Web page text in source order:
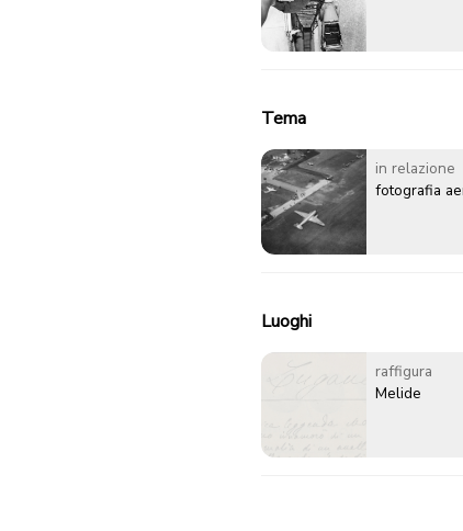
Tema
in relazione
fotografia
Luoghi
raffigura
Melide